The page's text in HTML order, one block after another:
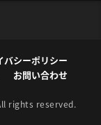
バシーポリシー
お問い合わせ
rights reserved.